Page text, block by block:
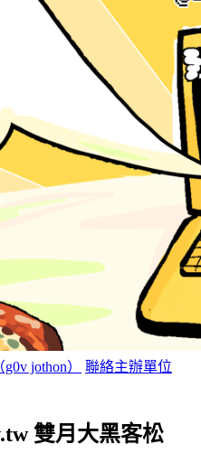
jothon）
聯絡主辦單位
雙月大黑客松